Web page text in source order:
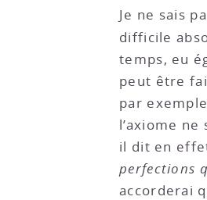
Je ne sais
difficile
temps, eu
peut être
par
l’axiome
il dit en
perfections
accorderai